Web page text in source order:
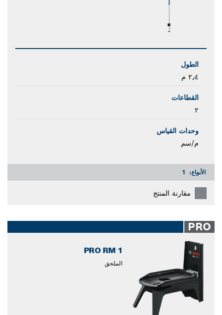
الطول
٢٫٤ م
القطاعات
٢
وحدات القياس
م/سم
الأنواع: 1
مقارنة المنتج
PRO
PRO RM 1
الملحق